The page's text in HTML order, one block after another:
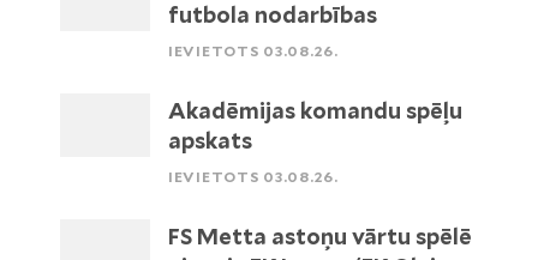
futbola nodarbības
IEVIETOTS 03.08.26.
Akadēmijas komandu spēļu
apskats
IEVIETOTS 03.08.26.
FS Metta astoņu vārtu spēlē